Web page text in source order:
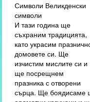
Символи Великденски
символи
И тази година ще
съхраним традицията,
като украсим
домовете си. Ще
изчистим мислите си и
ще посрещнем
празника с отворени
сърца. Ще боядисаме